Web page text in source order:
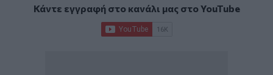
Κάντε εγγραφή στο κανάλι μας στοYouTube